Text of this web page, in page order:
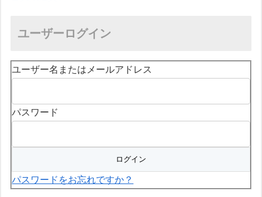
ユーザーログイン
ユーザー名またはメールアドレス
パスワード
パスワードをお忘れですか？